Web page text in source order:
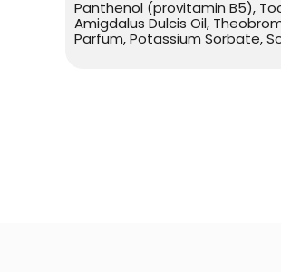
Panthenol (provitamin B5),
Amigdalus Dulcis Oil,
Parfum, Potassium Sorbate,